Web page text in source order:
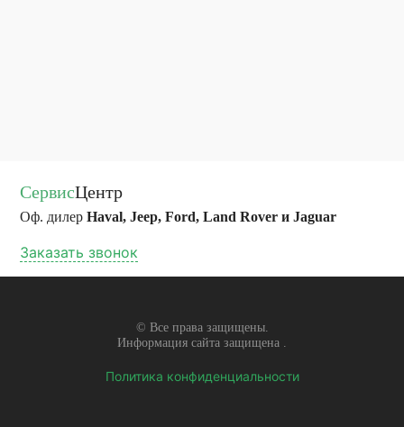
СервисЦентр
Оф. дилер Haval, Jeep, Ford, Land Rover и Jaguar
Заказать звонок
© Все права защищены.
Информация сайта защищена
Политика конфиденциальности